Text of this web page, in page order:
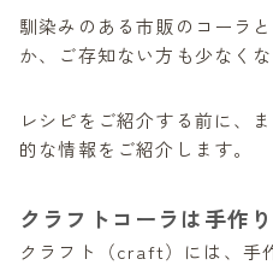
使う材料を変えて
カラメルを入れず
他の飲み物と割っ
肉料理の隠し味に使
馴染みのある市販のコーラ
か、ご存知ない方も少なくな
レシピをご紹介する前に、
的な情報をご紹介します。
クラフトコーラは手作
クラフト（craft）には、手